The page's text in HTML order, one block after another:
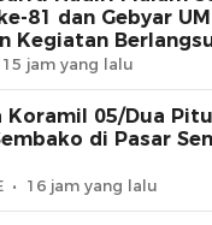
81 dan Gebyar
Kegiatan
15 jam yang lalu
Koramil 05/Dua
di Pasar
16 jam yang lalu